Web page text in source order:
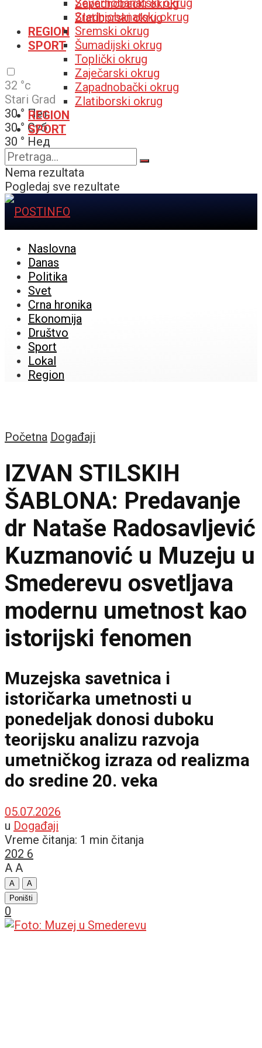
Zapadnobački okrug
Zlatiborski okrug
REGION
SPORT
32 °c
Stari Grad
30 ° Пет
30 ° Суб
30 ° Нед
32 ° Пон
Severnobanatski okrug
Srednjobanatski okrug
Sremski okrug
Šumadijski okrug
Toplički okrug
Zaječarski okrug
Zapadnobački okrug
Zlatiborski okrug
REGION
SPORT
Nema rezultata
Pogledaj sve rezultate
Naslovna
Danas
Politika
Svet
Crna hronika
Ekonomija
Društvo
Sport
Lokal
Region
Početna Događaji
IZVAN STILSKIH
ŠABLONA: Predavanje
dr Nataše Radosavljević
Kuzmanović u Muzeju u
Smederevu osvetljava
modernu umetnost kao
istorijski fenomen
Muzejska savetnica i
istoričarka umetnosti u
ponedeljak donosi duboku
teorijsku analizu razvoja
umetničkog izraza od realizma
do sredine 20. veka
05.07.2026
u Događaji
Vreme čitanja: 1 min čitanja
202 6
A A
A
A
Poništi
0